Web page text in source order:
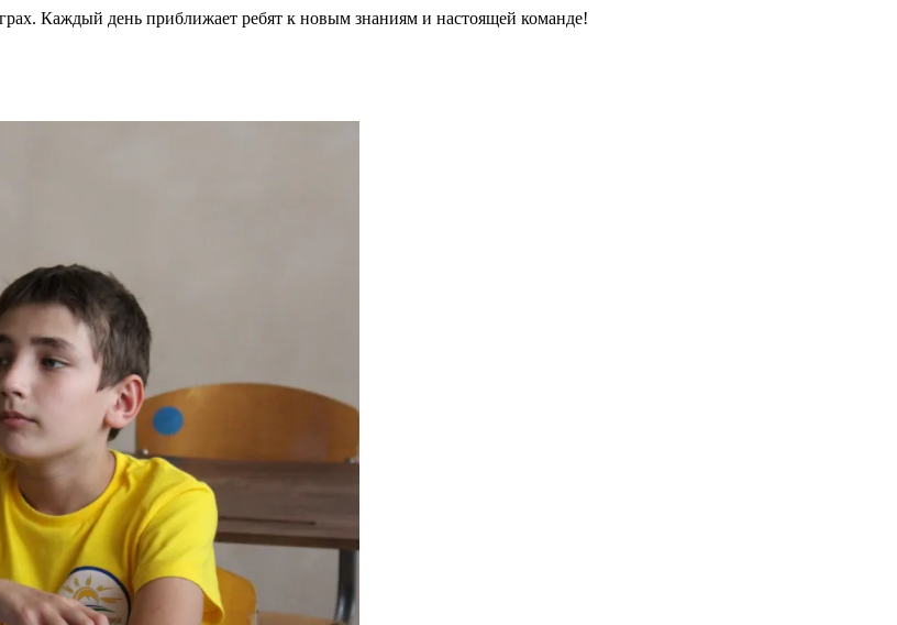
Каждый день приближает ребят к новым знаниям и настоящей команде!